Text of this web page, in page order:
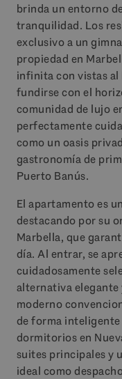
brinda un entorno
tranquilidad. Los
exclusivo a un
propiedad en
infinita con vistas al
fundirse con el
comunidad de lujo
perfectamente
como un oasis
gastronomía de
Puerto Banús.
El apartamento es
destacando por su
Marbella, que
día. Al entrar, se
cuidadosamente
alternativa elegante
moderno
de forma
dormitorios en
suites principales y
ideal como